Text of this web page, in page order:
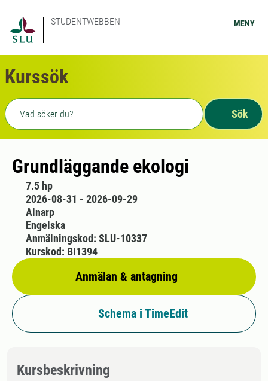
STUDENTWEBBEN MENY
Kurssök
Fritext sökning
Sök
Grundläggande ekologi
7.5 hp
2026-08-31 - 2026-09-29
Alnarp
Engelska
Anmälan & antagning
Anmälningskod: SLU-10337
Kurskod: BI1394
Schema i TimeEdit
Kursbeskrivning